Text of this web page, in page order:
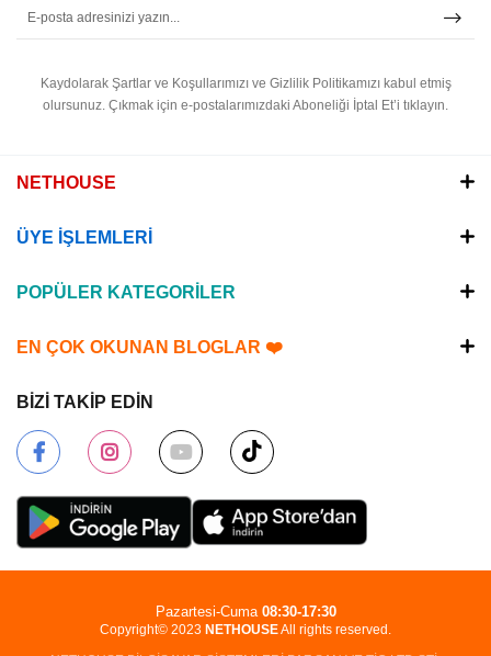
Kaydolarak Şartlar ve Koşullarımızı ve Gizlilik Politikamızı kabul etmiş
olursunuz. Çıkmak için e-postalarımızdaki Aboneliği İptal Et’i tıklayın.
NETHOUSE
ÜYE İŞLEMLERİ
POPÜLER KATEGORİLER
EN ÇOK OKUNAN BLOGLAR ❤️
BİZİ TAKİP EDİN
Copyright© 2023 NETHOUSEAll rights reserved.
Pazartesi-Cuma 08:30-17:30